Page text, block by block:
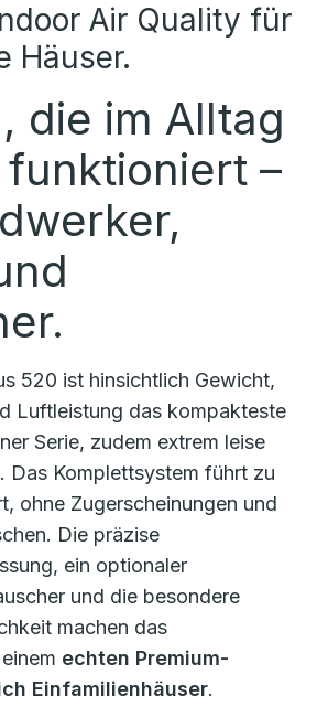
Air Quality für
Häuser.
die im Alltag
–
520 ist hinsichtlich Gewicht,
Luftleistung das kompakteste
Serie, zudem extrem leise
Das Komplettsystem führt zu
ohne Zugerscheinungen und
Die präzise
ein optionaler
und die besondere
machen das
echten Premium-
Einfamilienhäuser.